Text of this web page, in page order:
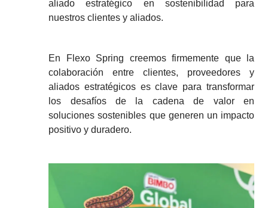
aliado estratégico en sostenibilidad para
nuestros clientes y aliados.
En Flexo Spring creemos firmemente que la
colaboración entre clientes, proveedores y
aliados estratégicos es clave para transformar
los desafíos de la cadena de valor en
soluciones sostenibles que generen un impacto
positivo y duradero.